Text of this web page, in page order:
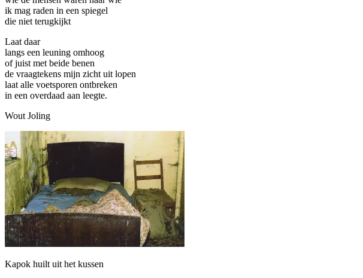
ik mag raden in een spiegel
die niet terugkijkt
Laat daar
langs een leuning omhoog
of juist met beide benen
de vraagtekens mijn zicht uit lopen
laat alle voetsporen ontbreken
in een overdaad aan leegte.
Wout Joling
Kapok huilt uit het kussen